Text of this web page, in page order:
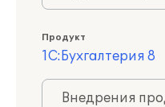
Продукт
1С:Бухгалтерия 8
Внедрения